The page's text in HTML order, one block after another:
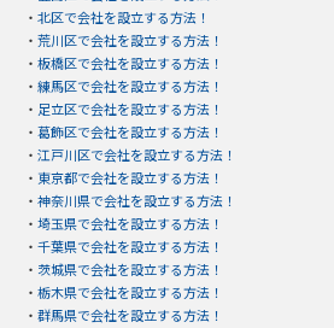
・ 北区で会社を設立する方法！
・ 荒川区で会社を設立する方法！
・ 板橋区で会社を設立する方法！
・ 練馬区で会社を設立する方法！
・ 足立区で会社を設立する方法！
・ 葛飾区で会社を設立する方法！
・ 江戸川区で会社を設立する方法！
・ 東京都で会社を設立する方法！
・ 神奈川県で会社を設立する方法！
・ 埼玉県で会社を設立する方法！
・ 千葉県で会社を設立する方法！
・ 茨城県で会社を設立する方法！
・ 栃木県で会社を設立する方法！
・ 群馬県で会社を設立する方法！